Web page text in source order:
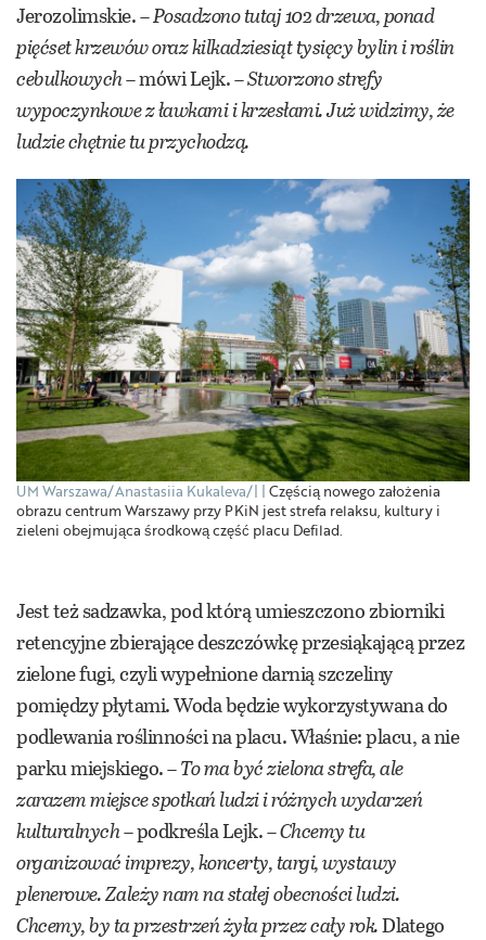
Jerozolimskie. –Posadzono tutaj 102 drzewa, ponad
pięćset krzewów oraz kilkadziesiąt tysięcy bylin i roślin
cebulkowych– mówi Lejk. –Stworzono strefy
wypoczynkowe z ławkami i krzesłami. Już widzimy, że
ludzie chętnie tu przychodzą.
UM Warszawa/Anastasiia Kukaleva/| Częścią nowego założenia
obrazu centrum Warszawy przy PKiN jest strefa relaksu, kultury i
zieleni obejmująca środkową część placu Defilad.
Jest też sadzawka, pod którą umieszczono zbiorniki
retencyjne zbierające deszczówkę przesiąkającą przez
zielone fugi, czyli wypełnione darnią szczeliny
pomiędzy płytami. Woda będzie wykorzystywana do
podlewania roślinności na placu. Właśnie: placu, a nie
parku miejskiego. –To ma być zielona strefa, ale
zarazem miejsce spotkań ludzi i różnych wydarzeń
kulturalnych– podkreśla Lejk. –Chcemy tu
organizować imprezy, koncerty, targi, wystawy
plenerowe. Zależy nam na stałej obecności ludzi.
Chcemy, by ta przestrzeń żyła przez cały rok.Dlatego